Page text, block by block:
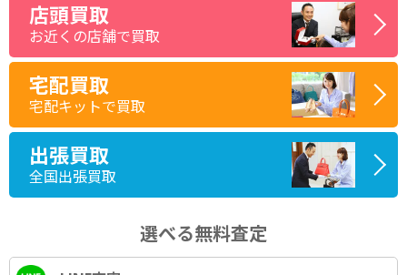
店頭買取
お近くの店舗で買取
宅配買取
宅配キットで買取
出張買取
全国出張買取
選べる無料査定